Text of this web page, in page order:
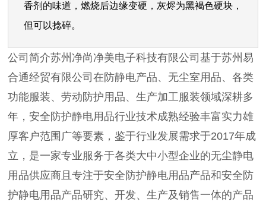
香剂的味道，燃烧后边缘变硬，灰烬为黑褐色硬块，
但可以捻碎。
公司简介苏州净尚净美电子科技有限公司基于苏州易
合通经贸有限公司在防静电产品、无尘室用品、各类
功能服装、劳动防护用品、生产加工服装领域深耕多
年，安全防护静电用品行业技术成熟经验丰富实力雄
厚客户范围广等要素，鉴于行业发展需求于2017年成
立，是一家专业服务于各类大中小型企业的无尘静电
用品供应商且专注于安全防护静电用品产品和安全防
护静电用品产品研究、开发、生产及销售一体的产品